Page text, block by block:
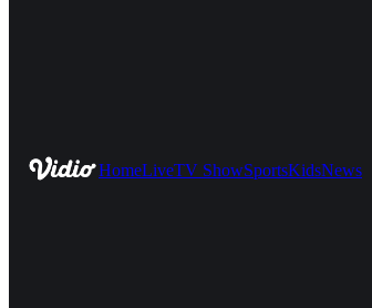
HomeLiveTV ShowSportsKidsNews